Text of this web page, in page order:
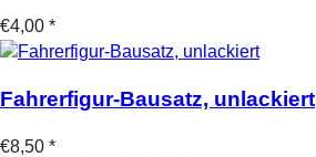
€4,00 *
Fahrerfigur-Bausatz, unlackiert
€8,50 *